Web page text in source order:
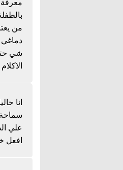
من
دماغي
شي
الاكلام
انا
سماحة
علي
افعل